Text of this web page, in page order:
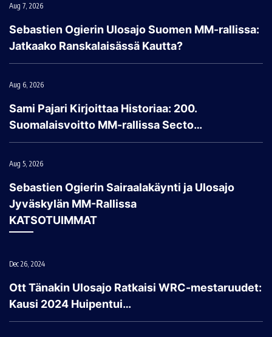
Aug 7, 2026
Sebastien Ogierin Ulosajo Suomen MM-rallissa:
Jatkaako Ranskalaisässä Kautta?
Aug 6, 2026
Sami Pajari Kirjoittaa Historiaa: 200.
Suomalaisvoitto MM-rallissa Secto…
Aug 5, 2026
Sebastien Ogierin Sairaalakäynti ja Ulosajo
Jyväskylän MM-Rallissa
KATSOTUIMMAT
Dec 26, 2024
Ott Tänakin Ulosajo Ratkaisi WRC-mestaruudet:
Kausi 2024 Huipentui…